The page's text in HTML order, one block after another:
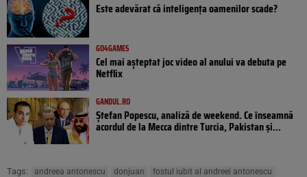
Este adevărat că inteligența oamenilor scade?
GO4GAMES
Cel mai așteptat joc video al anului va debuta pe
Netflix
GANDUL.RO
Ștefan Popescu, analiză de weekend. Ce înseamnă
acordul de la Mecca dintre Turcia, Pakistan şi...
Tags: andreea antonescu donjuan
fostul iubit al andreei antonescu